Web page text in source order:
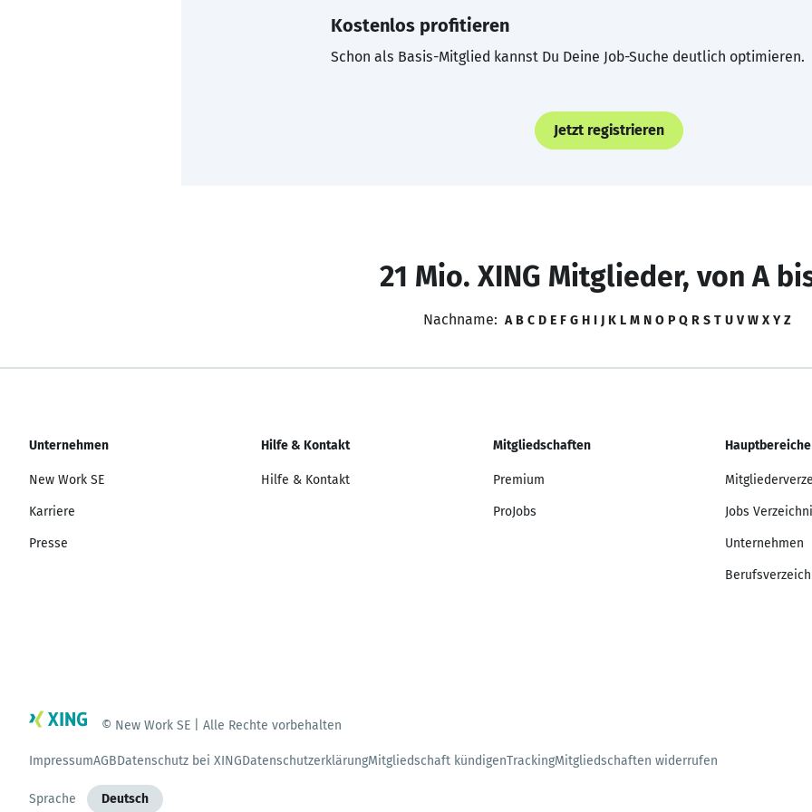
Kostenlos profitieren
Schon als Basis-Mitglied kannst Du Deine Job-Suche deutlich optimieren.
Jetzt registrieren
21 Mio. XING Mitglieder, von A
Nachname: A B C D E F G H I J K L M N O P Q R S T U V W X Y Z
Unternehmen
New Work SE
Karriere
Presse
Hilfe & Kontakt
Hilfe & Kontakt
Mitgliedschaften
Premium
ProJobs
Hauptbereiche
Jobs
Unternehmen
© New Work SE | Alle Rechte vorbehalten
ImpressumAGBDatenschutz bei XINGDatenschutzerklärungMitgliedschaft kündigenTrackingMitgliedschaften widerrufen
Sprache Deutsch